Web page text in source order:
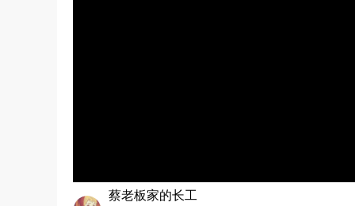
蔡老板家的长工